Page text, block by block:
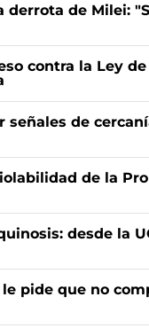
de Milei:
contra la Ley de
señales de
de la
desde la
pide que no